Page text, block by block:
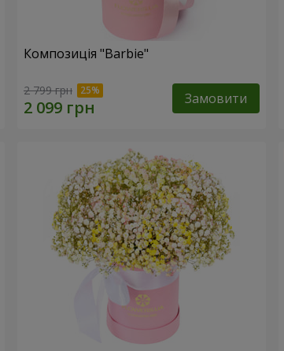
Композиція "Barbie"
2 799 грн Замовити